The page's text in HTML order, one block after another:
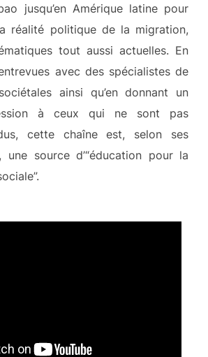
jusqu’en Amérique latine pour
réalité politique de la migration,
tout aussi actuelles. En
avec des spécialistes de
ainsi qu’en donnant un
à ceux qui ne sont pas
cette chaîne est, selon ses
une source d’“éducation pour la